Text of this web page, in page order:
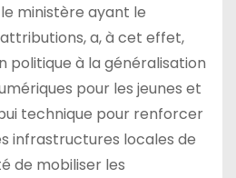
ministère ayant le
a, à cet effet,
politique à la généralisation
pour les jeunes et
technique pour renforcer
infrastructures locales de
de mobiliser les